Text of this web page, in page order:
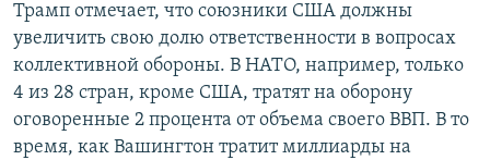
Трамп отмечает, что союзники США должны
увеличить свою долю ответственности в вопросах
коллективной обороны. В НАТО, например, только
4 из 28 стран, кроме США, тратят на оборону
оговоренные 2 процента от объема своего ВВП. В то
время, как Вашингтон тратит миллиарды на